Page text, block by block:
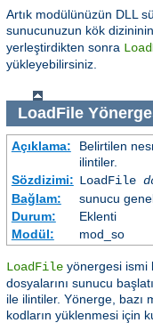
Artık modülünüzün DLL
sunucunuzun kök
yerleştirdikten sonra
yükleyebilirsiniz.
LoadFile
Açıklama:
Belirtilen
ilintiler.
Sözdizimi: LoadFile
Bağlam:
sunucu
Durum:
Eklenti
Modül:
mod_so
LoadFile yönergesi ismi
dosyalarını sunucu
ile ilintiler. Yönerge, bazı
kodların yüklenmesi için